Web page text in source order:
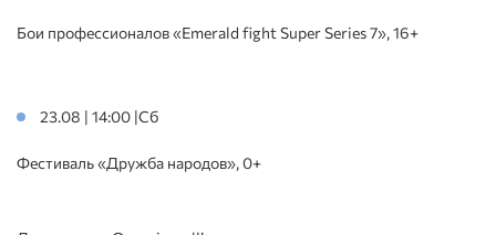
Бои профессионалов «Emerald fight Super Series 7», 16+
23.08 | 14:00 |Сб
Фестиваль «Дружба народов», 0+